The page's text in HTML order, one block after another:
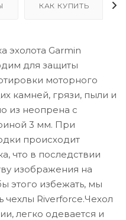
КАК КУПИТЬ
эхолота Garmin
для защиты
моторного
камней, грязи, пыли и
из неопрена с
3 мм. При
происходит
что в последствии
изображения на
этого избежать, мы
чехлы Riverforce.Чехол
легко одевается и